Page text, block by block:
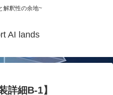
解釈性の余地~
AI lands
詳細B-1】